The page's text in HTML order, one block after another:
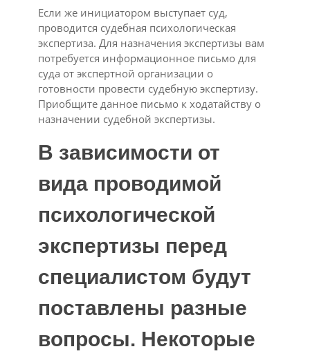
Если же инициатором выступает суд,
проводится судебная психологическая
экспертиза. Для назначения экспертизы вам
потребуется информационное письмо для
суда от экспертной организации о
готовности провести судебную экспертизу.
Приобщите данное письмо к ходатайству о
назначении судебной экспертизы.
В зависимости от
вида проводимой
психологической
экспертизы перед
специалистом будут
поставлены разные
вопросы. Некоторые